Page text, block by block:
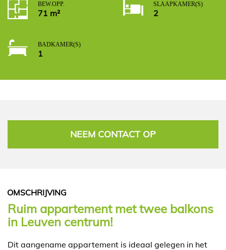
BEW. OPP.
71 m²
SLAAPKAMER(S)
2
BADKAMER(S)
1
NEEM CONTACT OP
OMSCHRIJVING
Ruim appartement met twee balkons
in Leuven centrum!
Dit aangename appartement is ideaal gelegen in het